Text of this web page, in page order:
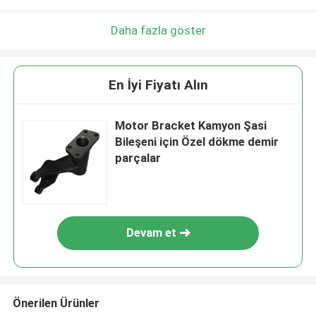
Daha fazla göster
En İyi Fiyatı Alın
Motor Bracket Kamyon Şasi
Bileşeni için Özel dökme demir
parçalar
Devam et
Önerilen Ürünler